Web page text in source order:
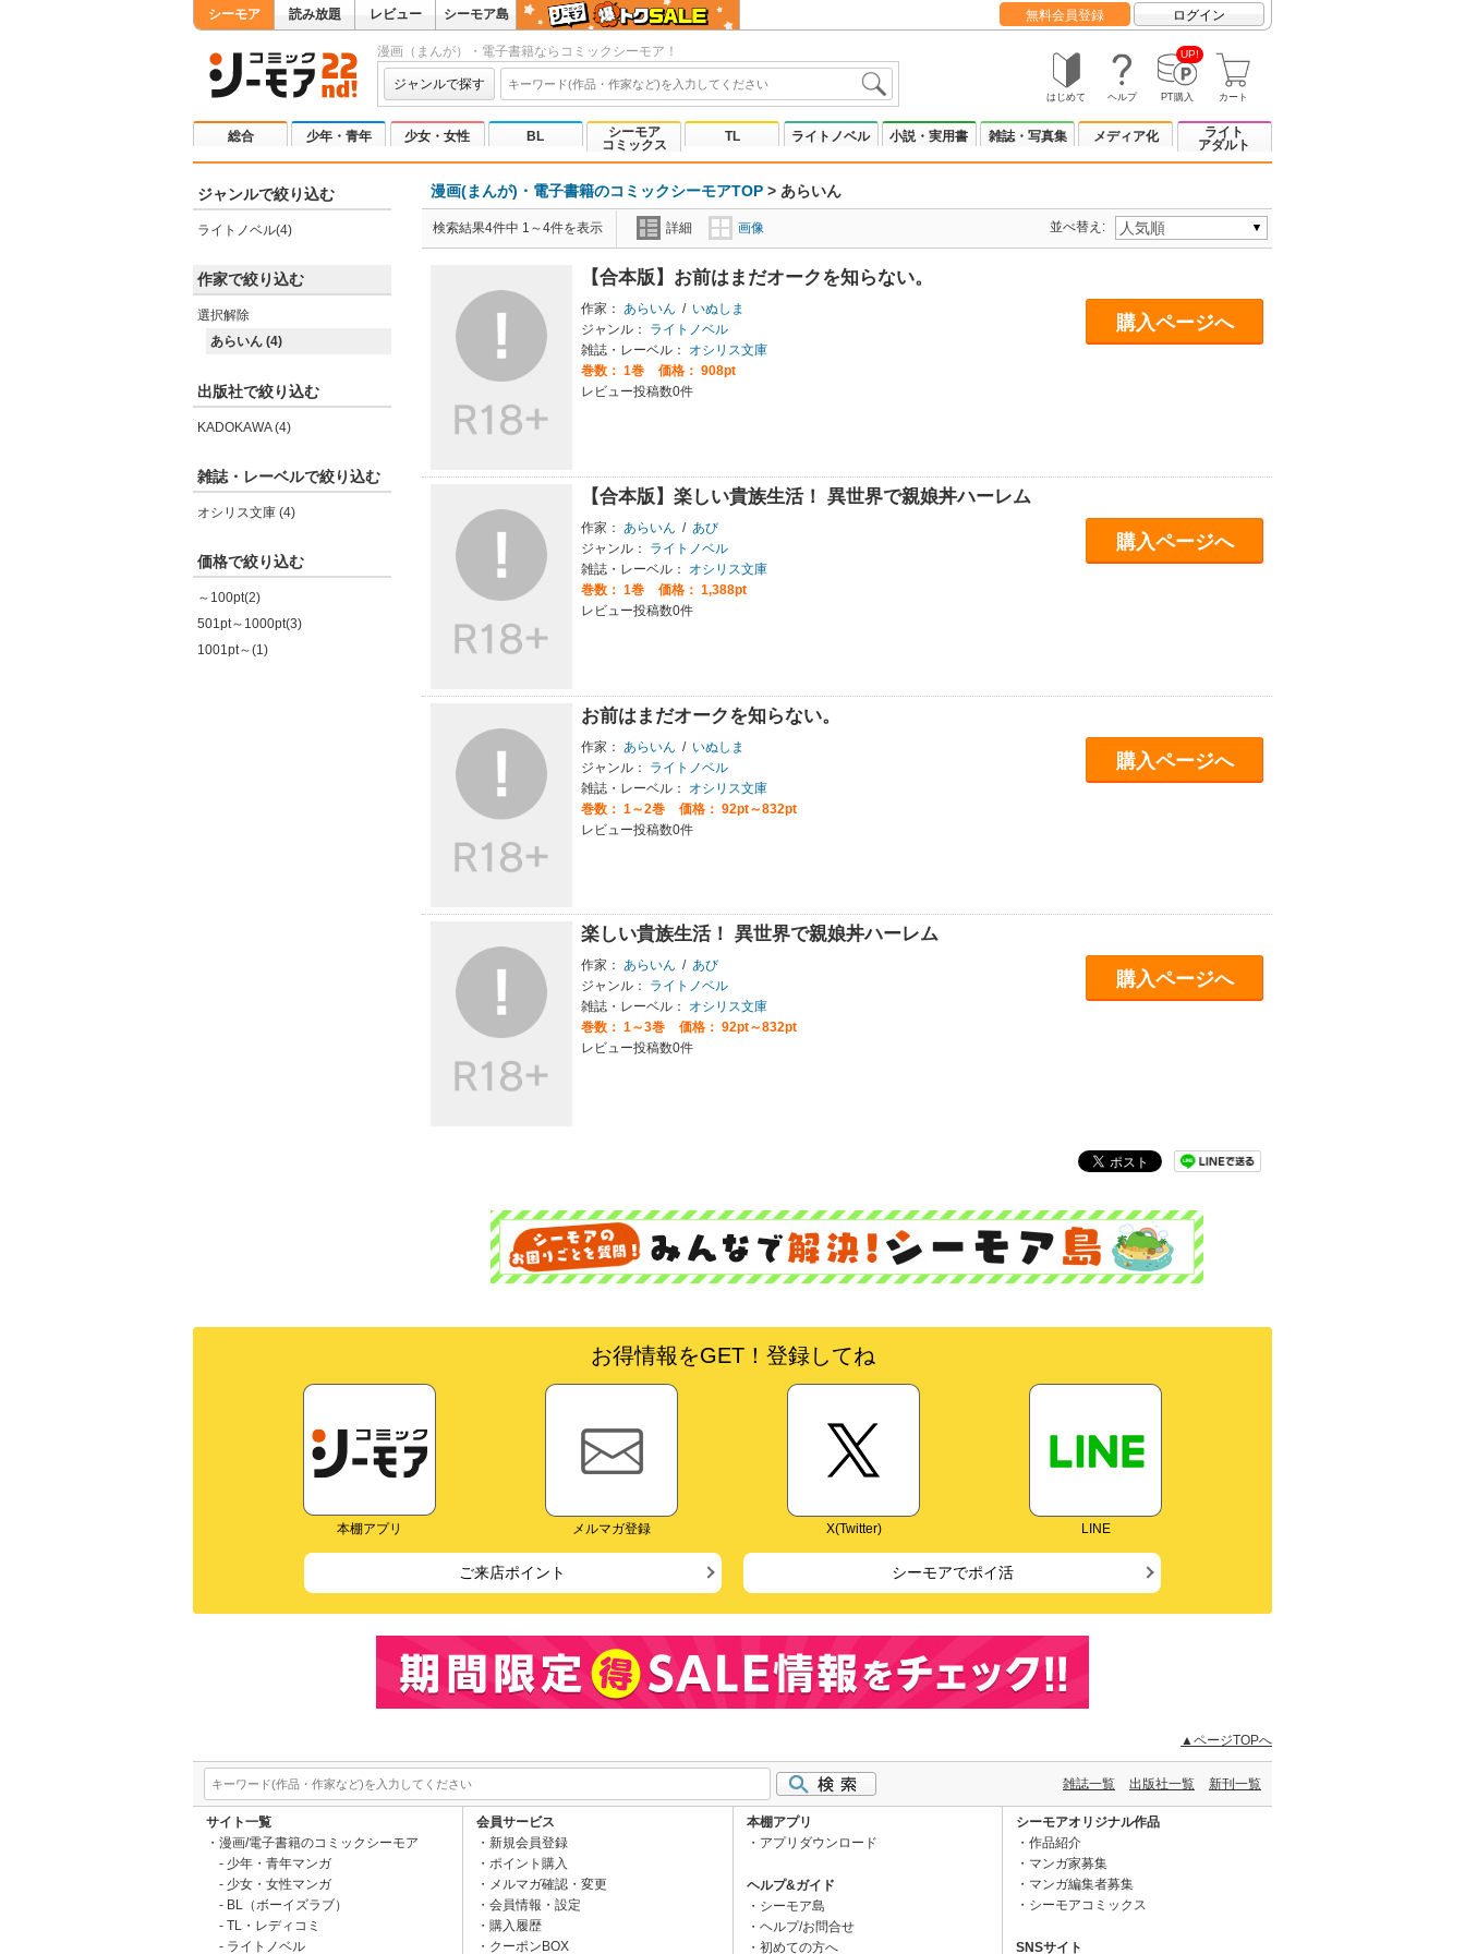
シーモア 読み放題 レビュー シーモア島 無料会員登録 ログイン
漫画（まんが）・電子書籍ならコミックシーモア！
ジャンルで探す
はじめて ヘルプ
UP!
PT購入 カート
総合 少年・青年 少女・女性 BL
シーモア
コミックス
TL ライトノベル 小説・実用書 雑誌・写真集 メディア化
ライト
アダルト
ジャンルで絞り込む
ライトノベル(4)
作家で絞り込む
選択解除
あらいん (4)
出版社で絞り込む
KADOKAWA (4)
雑誌・レーベルで絞り込む
オシリス文庫 (4)
価格で絞り込む
～100pt(2)
501pt～1000pt(3)
1001pt～(1)
漫画(まんが)・電子書籍のコミックシーモアTOP > あらいん
検索結果4件中 1～4件を表示 詳細 画像 並べ替え:
【合本版】お前はまだオークを知らない。
作家： あらいん / いぬしま
ジャンル：
ライトノベル
雑誌・レーベル：
オシリス文庫
巻数： 1巻
価格： 908pt
レビュー投稿数0件
購入ページへ
【合本版】楽しい貴族生活！ 異世界で親娘丼ハーレム
作家： あらいん / あび
ジャンル：
ライトノベル
雑誌・レーベル：
オシリス文庫
巻数： 1巻
価格： 1,388pt
レビュー投稿数0件
購入ページへ
お前はまだオークを知らない。
作家： あらいん / いぬしま
ジャンル：
ライトノベル
雑誌・レーベル：
オシリス文庫
巻数： 1～2巻
価格： 92pt～832pt
レビュー投稿数0件
購入ページへ
楽しい貴族生活！ 異世界で親娘丼ハーレム
作家： あらいん / あび
ジャンル：
ライトノベル
雑誌・レーベル：
オシリス文庫
巻数： 1～3巻
価格： 92pt～832pt
レビュー投稿数0件
購入ページへ
お得情報をGET！登録してね
本棚アプリ メルマガ登録 X(Twitter) LINE
ご来店ポイント シーモアでポイ活
▲ページTOPへ
雑誌一覧 出版社一覧 新刊一覧
サイト一覧
漫画/電子書籍のコミックシーモア
少年・青年マンガ
少女・女性マンガ
BL（ボーイズラブ）
TL・レディコミ
ライトノベル
会員サービス
新規会員登録
ポイント購入
メルマガ確認・変更
会員情報・設定
購入履歴
クーポンBOX
本棚アプリ
アプリダウンロード
ヘルプ&ガイド
シーモア島
ヘルプ/お問合せ
初めての方へ
シーモアオリジナル作品
作品紹介
マンガ家募集
マンガ編集者募集
シーモアコミックス
SNSサイト